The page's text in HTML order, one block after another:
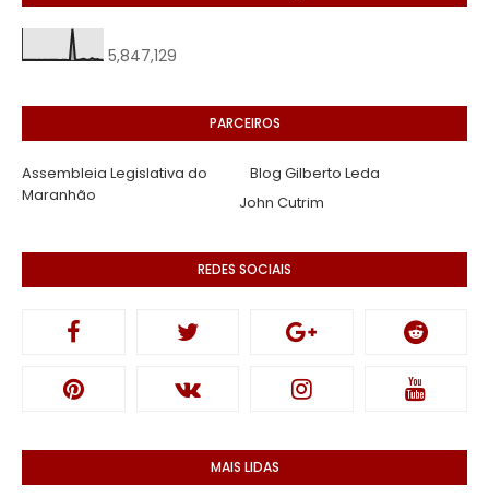
5,847,129
PARCEIROS
Assembleia Legislativa do
Maranhão
Blog Gilberto Leda
John Cutrim
REDES SOCIAIS
MAIS LIDAS